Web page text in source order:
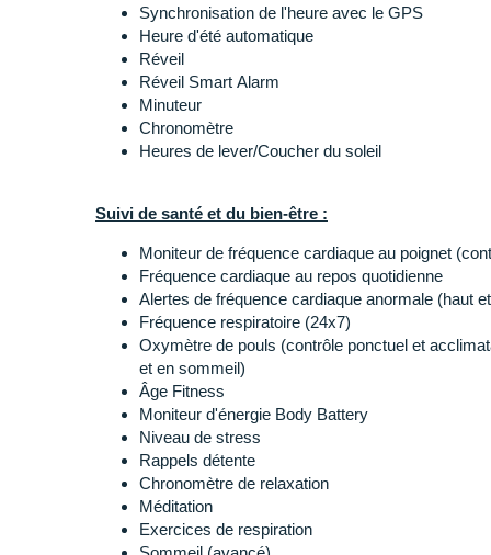
Toujours connectée, elle intègre micro, haut-parleur
vos appels, écouter votre musique favorite, payer
simplifier vos interactions au quotidien.
Points de lamontre Garmin Venu 4:
Boîtier métal raffiné
Verre Corning Gorilla 3: résistance aux
Lunette en acier inoxydable
Lampe LED intégrée
GPS multi-bandes et SatIQ: localisation
et optimisation de la batterie
Capteur cardiaque Elevate Gen 5
Analyse avancée du sommeil
Alarm (réveil intelligent)
Statut de santé: évalue vos constantes
Synchronisation de l'heure avec le GPS
Heure d'été automatique
Réveil
Réveil Smart Alarm
Minuteur
Chronomètre
Heures de lever/Coucher du soleil
Suivi de santé et du bien-être :
Moniteur de fréquence cardiaque au poignet
Fréquence cardiaque au repos quotidienne
Alertes de fréquence cardiaque anormale (haut
Fréquence respiratoire (24x7)
Oxymètre de pouls (contrôle ponctuel et
et en sommeil)
Âge Fitness
Moniteur d'énergie Body Battery
Niveau de stress
Rappels détente
Chronomètre de relaxation
Méditation
Exercices de respiration